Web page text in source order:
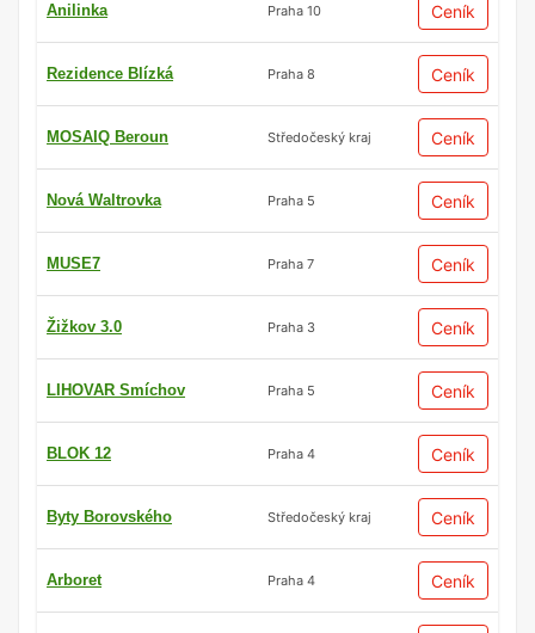
Anilinka Praha 10 Ceník
Rezidence Blízká Praha 8 Ceník
MOSAIQ Beroun Středočeský kraj Ceník
Nová Waltrovka Praha 5 Ceník
MUSE7 Praha 7 Ceník
Žižkov 3.0 Praha 3 Ceník
LIHOVAR Smíchov Praha 5 Ceník
BLOK 12 Praha 4 Ceník
Byty Borovského Středočeský kraj Ceník
Arboret Praha 4 Ceník